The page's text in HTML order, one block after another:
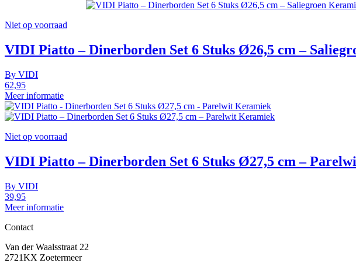
Niet op voorraad
VIDI Piatto – Dinerborden Set 6 Stuks Ø26,5 cm –
By VIDI
62,95
Meer informatie
Niet op voorraad
VIDI Piatto – Dinerborden Set 6 Stuks Ø27,5 cm –
By VIDI
39,95
Meer informatie
Contact
Van der Waalsstraat 22
2721KX Zoetermeer